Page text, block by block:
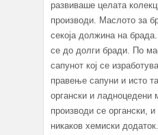
развиваше целата
производи. Маслото за
секоја должина на
се до долги бради. По
сапунот кој се
правење сапуни и исто
органски и ладноцедени
производи се органски,
никаков хемиски